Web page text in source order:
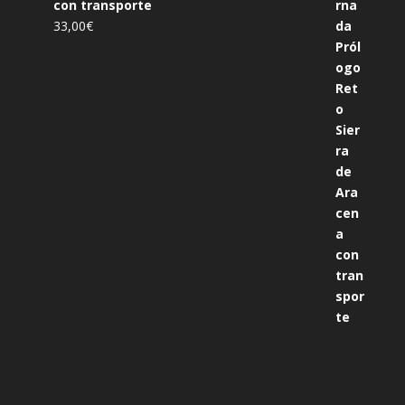
con transporte
33,00€